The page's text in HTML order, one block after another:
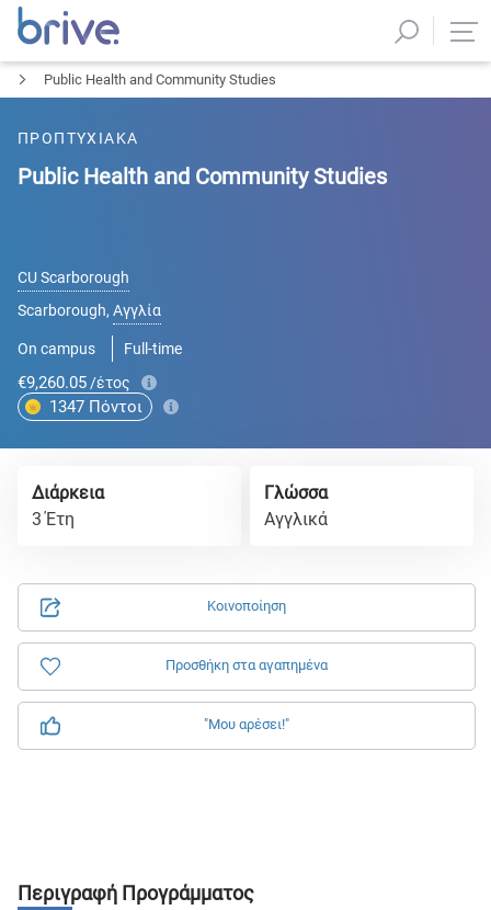
Public Health and Community Studies
ΠΡΟΠΤΥΧΙΑΚΑ
Public Health and Community Studies
CU Scarborough
Scarborough, Αγγλία
On campus Full-time
€9,260.05 /έτος
1347 Πόντοι
Κοινοποίηση
Προσθήκη στα αγαπημένα
"Μου αρέσει!"
Διάρκεια
3 Έτη
Γλώσσα
Αγγλικά
Περιγραφή Προγράμματος